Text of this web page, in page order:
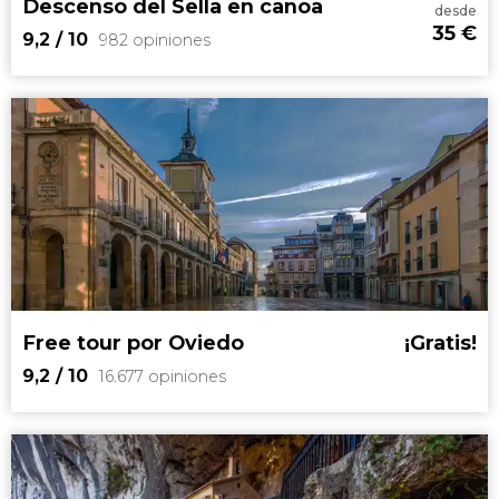
Descenso del Sella en canoa
9,2 / 10 982 opiniones
desde
35 €
9,2


982 opiniones
descenso del Sella en canoa
Free tour por Oviedo
9,2 / 10 16.677 opiniones
¡Gratis!